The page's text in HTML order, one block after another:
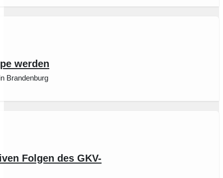
werden
Brandenburg
Folgen des GKV-